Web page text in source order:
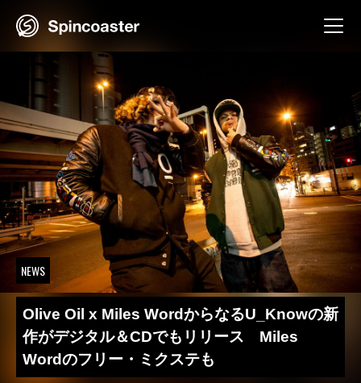
NEWS
Olive Oil x Miles WordからなるU_Knowの新
作がデジタル＆CDでもリリース Miles
Wordのフリー・ミクステも